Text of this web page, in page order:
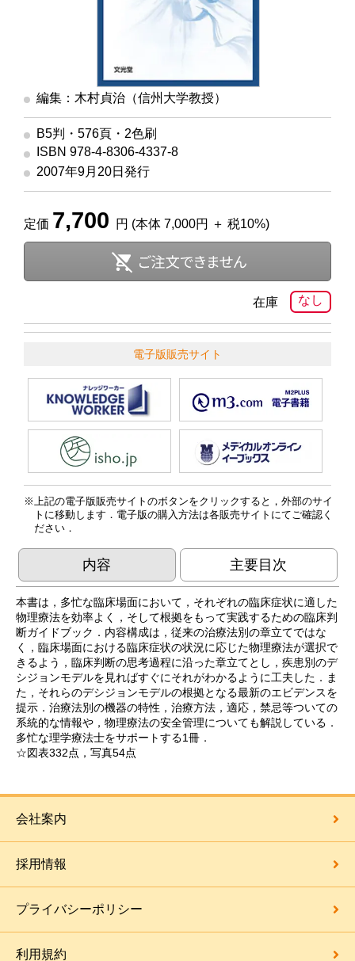
編集：木村貞治（信州大学教授）
B5判・576頁・2色刷
ISBN 978-4-8306-4337-8
2007年9月20日発行
定価 7,700 円 (本体 7,000円 ＋ 税10%)
なし
在庫
電子版販売サイト
上記の電子版販売サイトのボタンをクリックすると，外部のサイ
トに移動します．電子版の購入方法は各販売サイトにてご確認く
ださい．
内容 主要目次
本書は，多忙な臨床場面において，それぞれの臨床症状に適した
物理療法を効率よく，そして根拠をもって実践するための臨床判
断ガイドブック．内容構成は，従来の治療法別の章立てではな
く，臨床場面における臨床症状の状況に応じた物理療法が選択で
きるよう，臨床判断の思考過程に沿った章立てとし，疾患別のデ
シジョンモデルを見ればすぐにそれがわかるように工夫した．ま
た，それらのデシジョンモデルの根拠となる最新のエビデンスを
提示．治療法別の機器の特性，治療方法，適応，禁忌等ついての
系統的な情報や，物理療法の安全管理についても解説している．
多忙な理学療法士をサポートする1冊．
☆図表332点，写真54点
会社案内
採用情報
プライバシーポリシー
利用規約